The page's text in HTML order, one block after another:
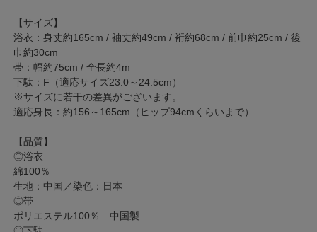
【サイズ】
浴衣：身丈約165cm / 袖丈約49cm / 裄約68cm / 前巾約25cm / 後
巾約30cm
帯：幅約75cm / 全長約4m
下駄：F（適応サイズ23.0～24.5cm）
※サイズに若干の差異がございます。
適応身長：約156～165cm（ヒップ94cmくらいまで）
【品質】
◎浴衣
綿100％
生地：中国／染色：日本
◎帯
ポリエステル100％ 中国製